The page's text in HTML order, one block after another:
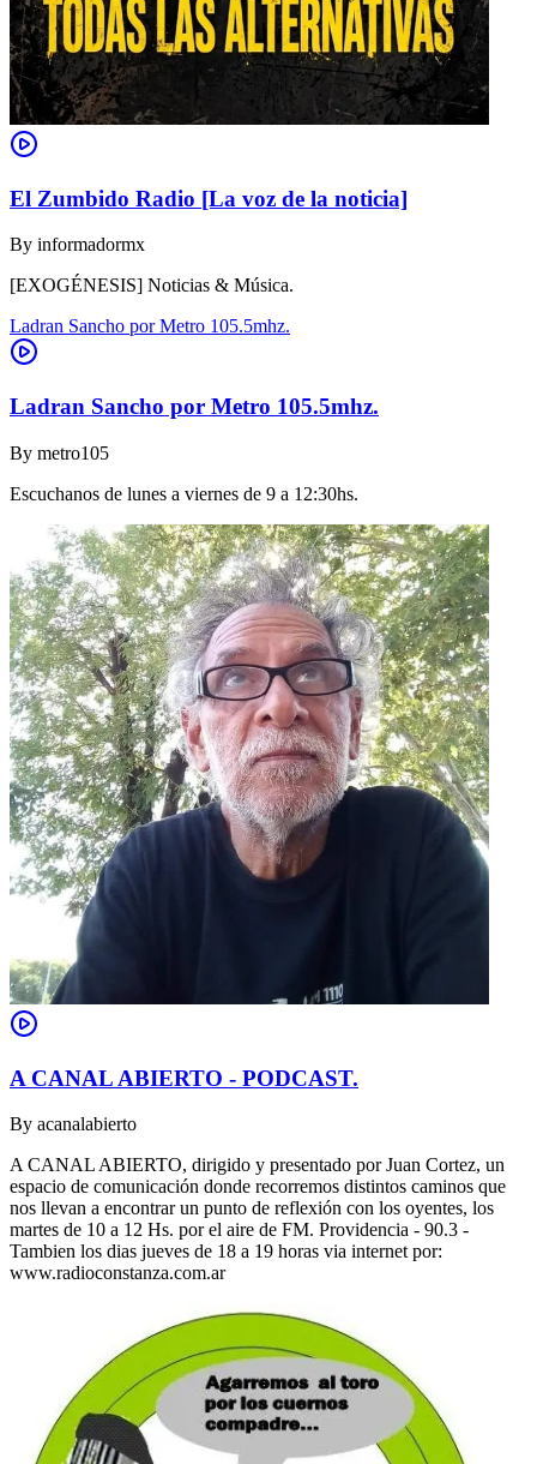
El Zumbido Radio [La voz de la noticia]
By informadormx
[EXOGÉNESIS] Noticias & Música.
Ladran Sancho por Metro 105.5mhz.
Ladran Sancho por Metro 105.5mhz.
By metro105
Escuchanos de lunes a viernes de 9 a 12:30hs.
A CANAL ABIERTO - PODCAST.
By acanalabierto
A CANAL ABIERTO, dirigido y presentado por Juan Cortez, un
espacio de comunicación donde recorremos distintos caminos que
nos llevan a encontrar un punto de reflexión con los oyentes, los
martes de 10 a 12 Hs. por el aire de FM. Providencia - 90.3 -
Tambien los dias jueves de 18 a 19 horas via internet por:
www.radioconstanza.com.ar